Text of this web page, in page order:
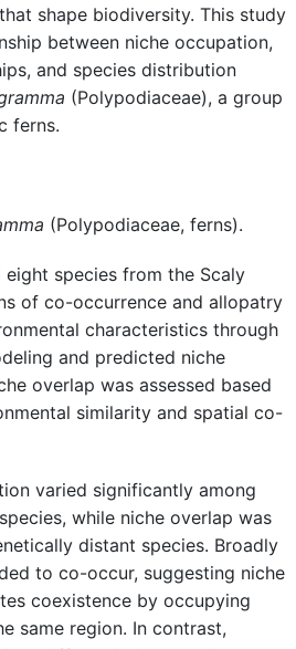
shape biodiversity. This study
between niche occupation,
and species distribution
(Polypodiaceae), a group
ferns.
(Polypodiaceae, ferns).
eight species from the Scaly
of co-occurrence and allopatry
characteristics through
and predicted niche
overlap was assessed based
similarity and spatial co-
varied significantly among
while niche overlap was
distant species. Broadly
to co-occur, suggesting niche
coexistence by occupying
same region. In contrast,